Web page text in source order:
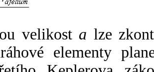
velikost a lze
elementy